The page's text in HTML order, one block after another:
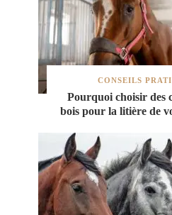
CONSEILS
Pourquoi choisir des
bois pour la litière de